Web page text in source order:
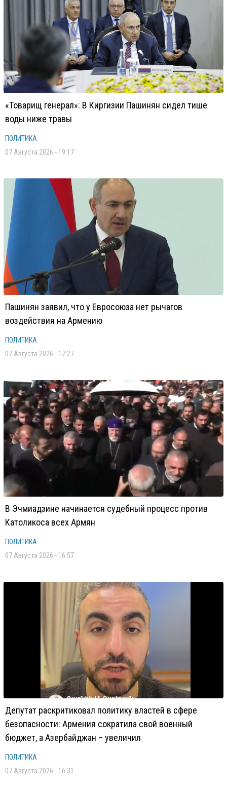
«Товарищ генерал»: В Киргизии Пашинян сидел тише
воды ниже травы
ПОЛИТИКА
07 Августа 2026 - 19:17
Пашинян заявил, что у Евросоюза нет рычагов
воздействия на Армению
ПОЛИТИКА
07 Августа 2026 - 17:27
В Эчмиадзине начинается судебный процесс против
Католикоса всех Армян
ПОЛИТИКА
07 Августа 2026 - 16:57
Депутат раскритиковал политику властей в сфере
безопасности: Армения сократила свой военный
бюджет, а Азербайджан – увеличил
ПОЛИТИКА
07 Августа 2026 - 16:31